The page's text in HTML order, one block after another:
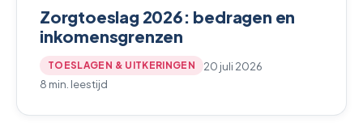
Zorgtoeslag 2026: bedragen en
inkomensgrenzen
TOESLAGEN & UITKERINGEN
20 juli 2026
8 min. leestijd